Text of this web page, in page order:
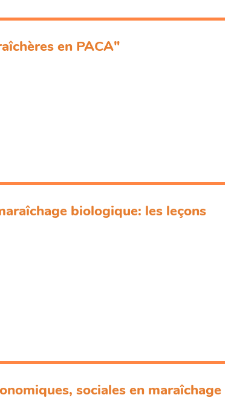
en PACA"
biologique: les leçons
sociales en maraîchage